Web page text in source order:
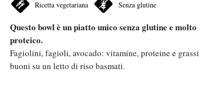
Ricetta vegetariana Senza glutine
Questo bowl è un piatto unico senza glutine e molto
proteico.
Fagiolini, fagioli, avocado: vitamine, proteine e grassi
buoni su un letto di riso basmati.